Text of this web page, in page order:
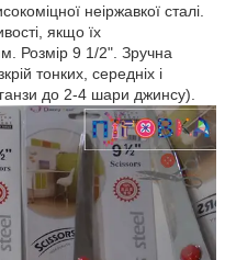
неіржавкої сталі.
якщо їх
Розмір 9 1/2". Зручна
тонких, середніх і
до 2-4 шари джинсу).